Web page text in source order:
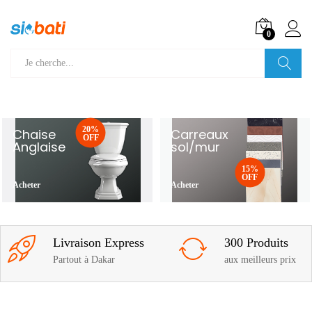
0
Chaise
Anglaise
Acheter
20%
OFF
Carreaux
sol/mur
Acheter
15%
OFF
Livraison Express
Partout à Dakar
300 Produits
aux meilleurs prix